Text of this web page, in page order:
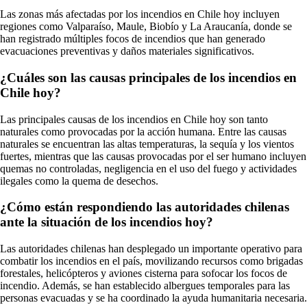
Las zonas más afectadas por los incendios en Chile hoy incluyen
regiones como Valparaíso, Maule, Biobío y La Araucanía, donde se
han registrado múltiples focos de incendios que han generado
evacuaciones preventivas y daños materiales significativos.
¿Cuáles son las causas principales de los incendios en
Chile hoy?
Las principales causas de los incendios en Chile hoy son tanto
naturales como provocadas por la acción humana. Entre las causas
naturales se encuentran las altas temperaturas, la sequía y los vientos
fuertes, mientras que las causas provocadas por el ser humano incluyen
quemas no controladas, negligencia en el uso del fuego y actividades
ilegales como la quema de desechos.
¿Cómo están respondiendo las autoridades chilenas
ante la situación de los incendios hoy?
Las autoridades chilenas han desplegado un importante operativo para
combatir los incendios en el país, movilizando recursos como brigadas
forestales, helicópteros y aviones cisterna para sofocar los focos de
incendio. Además, se han establecido albergues temporales para las
personas evacuadas y se ha coordinado la ayuda humanitaria necesaria.